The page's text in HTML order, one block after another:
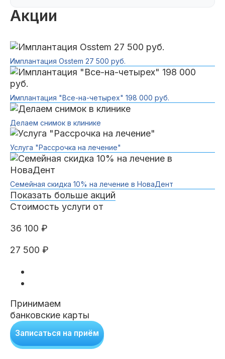
Акции
Имплантация Osstem 27 500 руб.
Имплантация "Все-на-четырех" 198 000 руб.
Делаем снимок в клинике
Услуга "Рассрочка на лечение"
Семейная скидка 10% на лечение в НоваДент
Показать больше акций
Стоимость услуги от
36 100 ₽
27 500 ₽
Принимаем
банковские карты
Записаться на приём